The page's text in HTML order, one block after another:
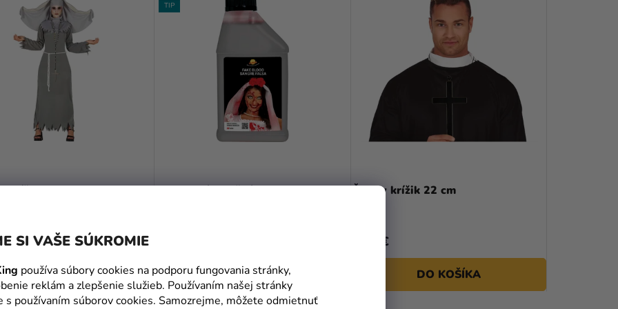
SI VAŠE SÚKROMIE
používa súbory cookies na podporu fungovania stránky,
reklám a zlepšenie služieb. Používaním našej stránky
s používaním súborov cookies. Samozrejme, môžete odmietnuť
Diablica
hodnotenie
5,0
z
hviezdičiek.
DETAIL
TIP
Divadelná falošná krv - balenie
hodnotenie
hviezdičiek.
DO KOŠÍKA
Čierny krížik 22 cm
2,90 €
DO KOŠÍKA